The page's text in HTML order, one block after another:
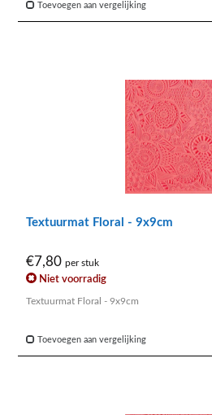
Toevoegen aan vergelijking
Textuurmat Floral - 9x9cm
€7,80 per stuk
Niet voorradig
Textuurmat Floral - 9x9cm
Toevoegen aan vergelijking